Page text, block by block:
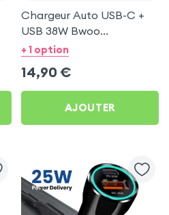
Chargeur Auto USB-C +
USB 38W Bwoo
Transparent pour Oppo
+ 1 option
14,90 €
AJOUTER